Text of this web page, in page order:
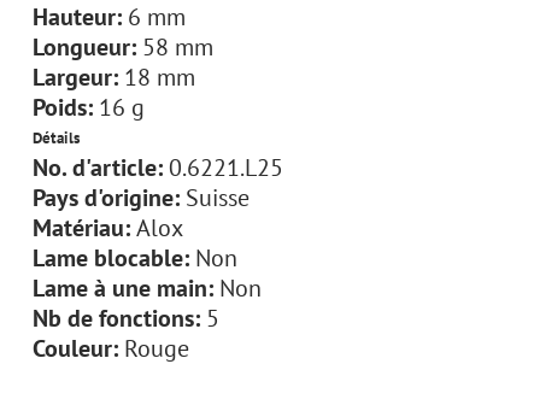
Hauteur: 6 mm
Longueur: 58 mm
Largeur: 18 mm
Poids: 16 g
Détails
No. d'article:0.6221.L25
Pays d'origine: Suisse
Matériau:Alox
Lame blocable: Non
Lame à une main: Non
Nb de fonctions: 5
Couleur: Rouge